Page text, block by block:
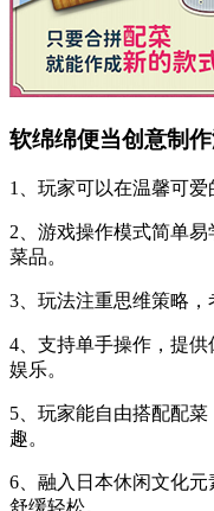
软绵绵便当创意制作
1、玩家可以在温馨可爱
2、游戏操作模式简单
菜品。
3、玩法注重思维策略，
4、支持单手操作，提
娱乐。
5、玩家能自由搭配配
趣。
6、融入日本休闲文化